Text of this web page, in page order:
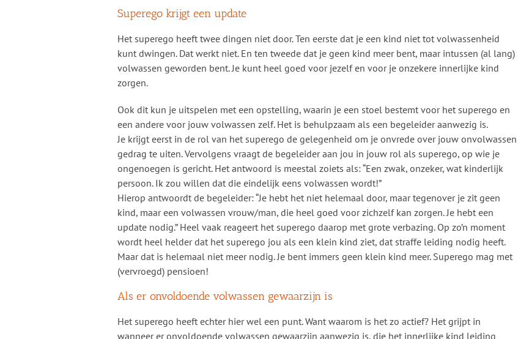
Superego krijgt een update
Het superego heeft twee dingen niet door. Ten eerste dat je een kind niet tot volwassenheid
kunt dwingen. Dat werkt niet. En ten tweede dat je geen kind meer bent, maar intussen (al lang)
volwassen geworden bent. Je kunt heel goed voor jezelf en voor je onzekere innerlijke kind
zorgen.
Ook dit kun je uitspelen met een opstelling, waarin je een stoel bestemt voor het superego en
een andere voor jouw volwassen zelf. Het is behulpzaam als een begeleider aanwezig is.
Je krijgt eerst in de rol van het superego de gelegenheid om je onvrede over jouw onvolwassen
gedrag te uiten. Vervolgens vraagt de begeleider aan jou in jouw rol als superego, op wie je
ongenoegen is gericht. Het antwoord is meestal zoiets als: “Een zwak, onzeker, wat kinderlijk
persoon. Ik zou willen dat die eindelijk eens volwassen wordt!”
Hierop antwoordt de begeleider: “Je hebt het niet helemaal door, maar tegenover je zit geen
kind, maar een volwassen vrouw/man, die heel goed voor zichzelf kan zorgen. Je hebt een
update nodig.” Heel vaak reageert het superego daarop met grote verbazing. Op zo’n moment
wordt heel helder dat het superego jou als een klein kind ziet, dat straffe leiding nodig heeft.
Maar dat is helemaal niet meer nodig. Je bent immers geen klein kind meer. Superego mag met
(vervroegd) pensioen!
Als er onvoldoende volwassen gewaarzijn is
Het superego heeft echter hier wel een punt. Want waarom is het zo actief? Het grijpt in
wanneer er onvoldoende volwassen gewaarzijn aanwezig is, die het innerlijke kind leiding